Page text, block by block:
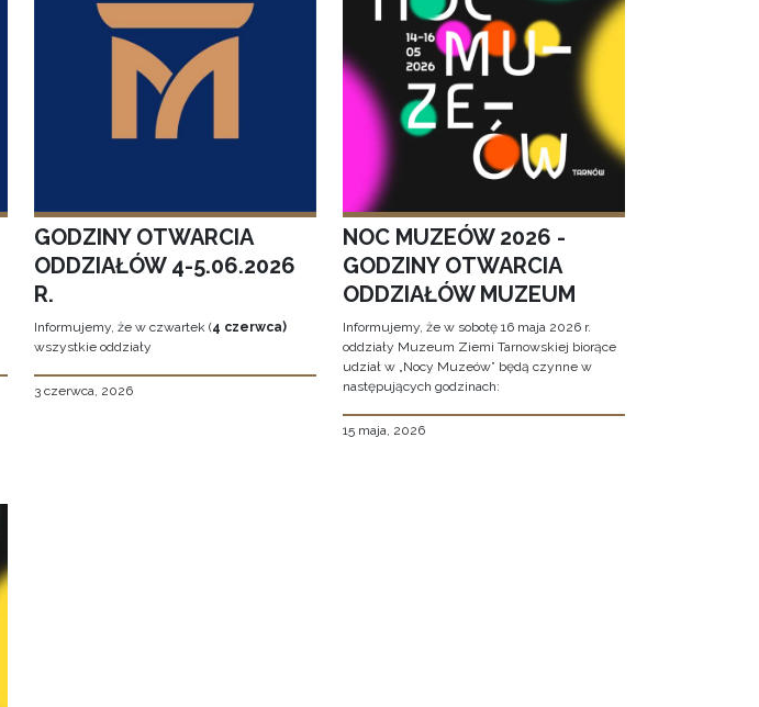
GODZINY OTWARCIA
ODDZIAŁÓW 4-5.06.2026
R.
Informujemy, że w czwartek (4 czerwca)
wszystkie oddziały
3 czerwca, 2026
NOC MUZEÓW 2026 -
GODZINY OTWARCIA
ODDZIAŁÓW MUZEUM
Informujemy, że w sobotę 16 maja 2026 r.
oddziały Muzeum Ziemi Tarnowskiej biorące
udział w „Nocy Muzeów” będą czynne w
następujących godzinach:
15 maja, 2026